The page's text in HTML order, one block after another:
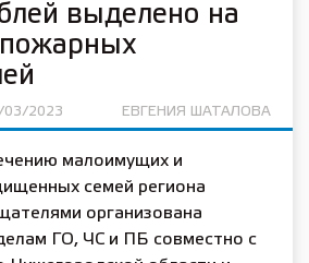
выделено на
пожарных
03/2023 ЕВГЕНИЯ ШАТАЛОВА
малоимущих и
семей региона
организована
ГО, ЧС и ПБ совместно с